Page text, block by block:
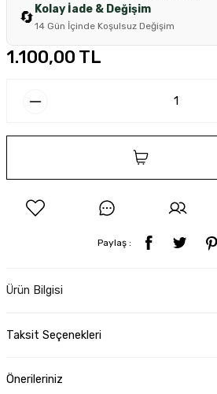
🔄 Kolay İade & Değişim
14 Gün İçinde Koşulsuz Değişim
1.100,00 TL
Paylaş :
Ürün Bilgisi
Taksit Seçenekleri
Önerileriniz